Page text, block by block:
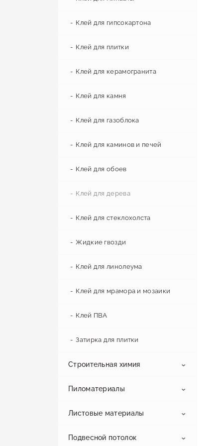
Профиль звукоизоляционный
Гидробарьер
Ветробарьер
Подложка
Паробарьер
Самовыравнивающая смесь
Стяжка пола
Гидроизоляционные смеси
Декоративная штукатурка
Цементно-песчаная смесь
Цемент
Ремонтные смеси
Клей для гипсокартона
Клей для плитки
Клей для керамогранита
Клей для камня
Клей для газоблока
Клей для каминов и печей
Клей для обоев
Клей для дерева
Клей для стеклохолста
Жидкие гвозди
Клей для линолеума
Клей для мрамора и мозаики
Клей ПВА
Затирка для плитки
Строительная химия
Грунтовка
Бетоноконтакт
Грунт-краска
Монтажная пена
Герметик
Пиломатериалы
OSB
Брус
Листовые материалы
Фиброцементная плита
Подвесной потолок